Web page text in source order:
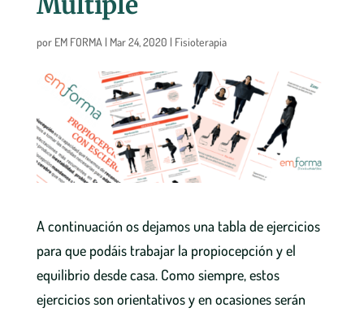
por EM FORMA | Mar 24, 2020 | Fisioterapia
A continuación os dejamos una tabla de ejercicios
para que podáis trabajar la propiocepción y el
equilibrio desde casa. Como siempre, estos
ejercicios son orientativos y en ocasiones serán